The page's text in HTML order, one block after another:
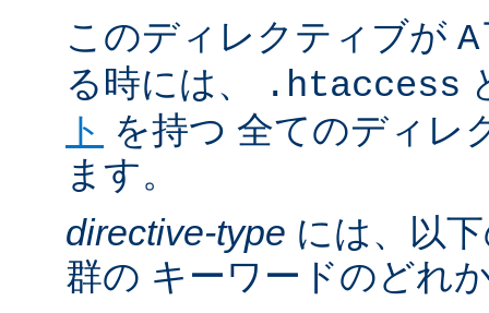
このディレクティブが
る時には、
.htaccess
ト を持つ 全てのディレ
ます。
directive-type には、以
群の キーワードのどれ